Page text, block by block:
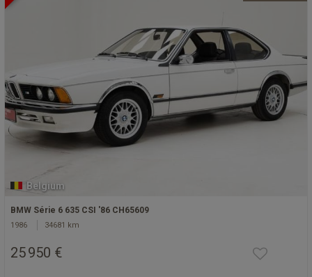
Belgium
BMW Série 6 635 CSI '86 CH65609
1986 34681 km
25 950 €